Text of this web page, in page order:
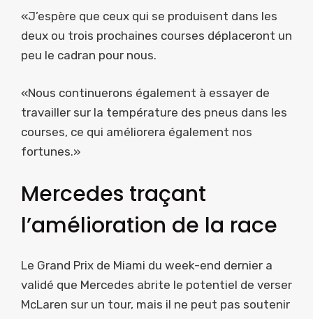
«J’espère que ceux qui se produisent dans les
deux ou trois prochaines courses déplaceront un
peu le cadran pour nous.
«Nous continuerons également à essayer de
travailler sur la température des pneus dans les
courses, ce qui améliorera également nos
fortunes.»
Mercedes traçant
l’amélioration de la race
Le Grand Prix de Miami du week-end dernier a
validé que Mercedes abrite le potentiel de verser
McLaren sur un tour, mais il ne peut pas soutenir